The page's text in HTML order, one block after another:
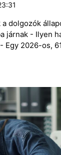
dolgozók
járnak - Ilyen
Egy 2026-os,